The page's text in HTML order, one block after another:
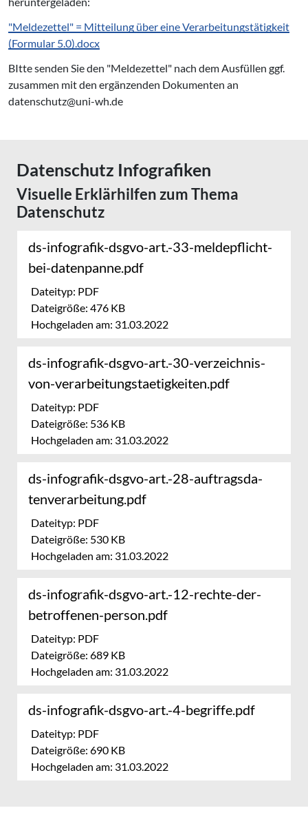
"Meldezettel" = Mitteilung über eine Verarbeitungstätigkeit
(Formular 5.0).docx
BItte senden Sie den "Meldezettel" nach dem Ausfüllen ggf.
zusammen mit den ergänzenden Dokumenten an
datenschutz@uni-wh.de
Datenschutz In­fo­gra­fi­ken
Visuelle Er­klär­hil­fen zum Thema
Datenschutz
ds-infografik-dsgvo-art.-33-mel­de­pflicht-
bei-datenpanne.pdf
Dateityp: PDF
Dateigröße: 476 KB
Hochgeladen am: 31.03.2022
ds-infografik-dsgvo-art.-30-verzeichnis-
von-ver­ar­bei­tungs­ta­e­tig­kei­ten.pdf
Dateityp: PDF
Dateigröße: 536 KB
Hochgeladen am: 31.03.2022
ds-infografik-dsgvo-art.-28-auf­trags­da­
ten­ver­ar­bei­tung.pdf
Dateityp: PDF
Dateigröße: 530 KB
Hochgeladen am: 31.03.2022
ds-infografik-dsgvo-art.-12-rechte-der-
betroffenen-person.pdf
Dateityp: PDF
Dateigröße: 689 KB
Hochgeladen am: 31.03.2022
ds-infografik-dsgvo-art.-4-begriffe.pdf
Dateityp: PDF
Dateigröße: 690 KB
Hochgeladen am: 31.03.2022